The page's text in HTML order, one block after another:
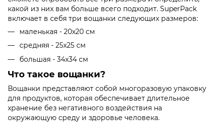
какой из них вам больше всего подходит. SuperPack
включает в себя три вощанки следующих размеров:
маленькая - 20x20 см
средняя - 25x25 см
большая - 34х34 см
Что такое вощанки?
Вощанки представляют собой многоразовую упаковку
для продуктов, которая обеспечивает длительное
хранение без негативного воздействия на
окружающую среду и здоровье человека.